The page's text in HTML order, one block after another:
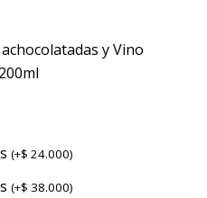
y Vino
(+$ 24.000)
(+$ 38.000)